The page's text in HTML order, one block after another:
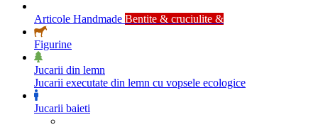
Articole Handmade Bentite & cruciulite &
Figurine
Jucarii din lemn
Jucarii executate din lemn cu vopsele ecologice
Jucarii baieti